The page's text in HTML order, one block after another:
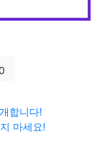
합니다!
마세요!